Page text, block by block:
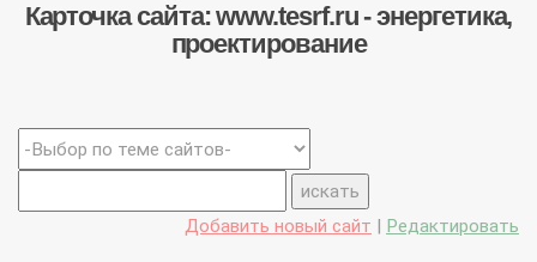
Карточка сайта: www.tesrf.ru - энергетика,
проектирование
Добавить новый сайт Редактировать